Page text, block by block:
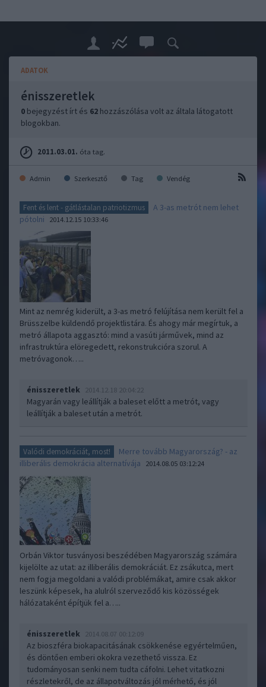
ADATOK
énisszeretlek
0 bejegyzést írt és 62 hozzászólása volt az általa látogatott
blogokban.
2011.03.01. óta tag.
Admin Szerkesztő Tag Vendég
Fent és lent - gátlástalan patriotizmus
A 3-as metrót nem lehet
pótolni
2014.12.15 10:33:46
Mint az nemrég kiderült, a 3-as metró felújítása nem került fel a
Brüsszelbe küldendő projektlistára. És ahogy már megírtuk, a
metró állapota aggasztó: mind a vasúti járművek, mind az
infrastruktúra elöregedett, rekonstrukcióra szorul. A
metróvagonok…..
énisszeretlek 2014.12.18 20:04:22
Magyarán vagy leállítják a baleset előtt a metrót, vagy
leállítják a baleset után a metrót.
Valódi demokráciát, most!
Merre tovább Magyarország? - az
illiberális demokrácia alternatívája
2014.08.05 03:12:24
Orbán Viktor tusványosi beszédében Magyarország számára
kijelölte az utat: az illiberális demokráciát. Ez zsákutca, mert
nem fogja megoldani a valódi problémákat, amire csak akkor
leszünk képesek, ha alulról szerveződő kis közösségek
hálózataként építjük fel a…..
énisszeretlek 2014.08.07 00:12:09
Az bioszféra biokapacitásának csökkenése egyértelműen,
és döntően emberi okokra vezethető vissza. Ez
tudományosan senki nem tudta cáfolni. Lehet vitatkozni
részletekről, de az állapotváltozás jól mérhető, és jól